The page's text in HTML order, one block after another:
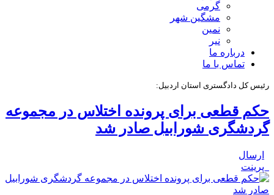
گرمی
مشگین شهر
نمین
نیر
درباره ما
تماس با ما
رئیس کل دادگستری استان اردبیل:
حکم قطعی برای پرونده اختلاس در مجموعه
گردشگری شورابیل صادر شد
ارسال
پرینت